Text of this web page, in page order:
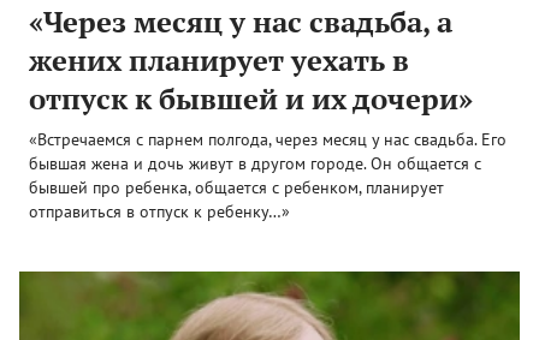
«Через месяц у нас свадьба, а
жених планирует уехать в
отпуск к бывшей и их дочери»
«Встречаемся с парнем полгода, через месяц у нас свадьба. Его
бывшая жена и дочь живут в другом городе. Он общается с
бывшей про ребенка, общается с ребенком, планирует
отправиться в отпуск к ребенку…»